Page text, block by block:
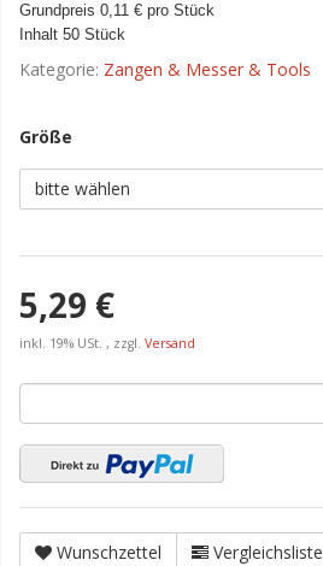
Grundpreis 0,11 € pro Stück
Inhalt 50 Stück
Kategorie: Zangen & Messer & Tools
Größe
bitte wählen
5,29 €
inkl. 19% USt. , zzgl. Versand
Wunschzettel
Vergleichsliste